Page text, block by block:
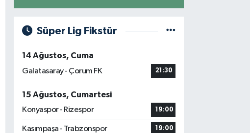
Süper Lig Fikstür
14 Ağustos, Cuma
Galatasaray - Çorum FK
21:30
15 Ağustos, Cumartesi
Konyaspor - Rizespor
19:00
Kasımpaşa - Trabzonspor 19:00